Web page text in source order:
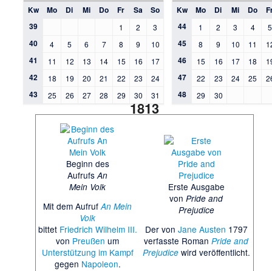
Kw
Mo Di Mi Do Fr Sa
So
39
1 2 3
40 4 5 6 7 8 9 10
41 11 12 13 14 15 16 17
42 18 19 20 21 22 23 24
43 25 26 27 28 29 30 31
Kw
Mo Di Mi Do
44
1 2 3 4 5
45 8 9 10 11
46 15 16 17 18
47 22 23 24 25
48 29 30
1813
Beginn des
AufrufsAn
Mein Volk
Mit dem AufrufAn Mein
Volk
bittet Friedrich Wilhelm III.
von Preußen um
Unterstützung im Kampf
gegen Napoleon.
Erste Ausgabe
vonPride and
Prejudice
Der von Jane Austen 1797
verfasste RomanPride and
Prejudicewird veröffentlicht.